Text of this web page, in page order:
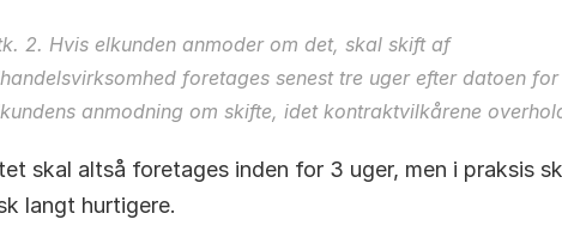
2. Hvis elkunden anmoder om det, skal skift af
foretages senest tre uger efter datoen for
anmodning om skifte, idet kontraktvilkårene
skal altså foretages inden for 3 uger, men i praksis
langt hurtigere.